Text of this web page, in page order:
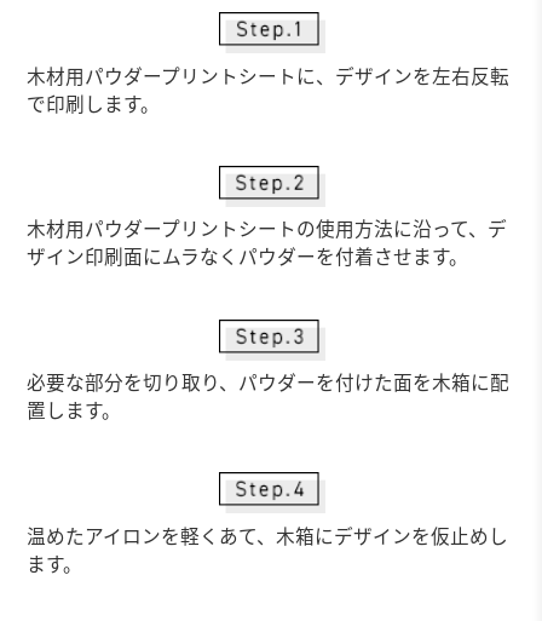
木材用パウダープリントシートに、デザインを左右反転
で印刷します。
木材用パウダープリントシートの使用方法に沿って、デ
ザイン印刷面にムラなくパウダーを付着させます。
必要な部分を切り取り、パウダーを付けた面を木箱に配
置します。
温めたアイロンを軽くあて、木箱にデザインを仮止めし
ます。